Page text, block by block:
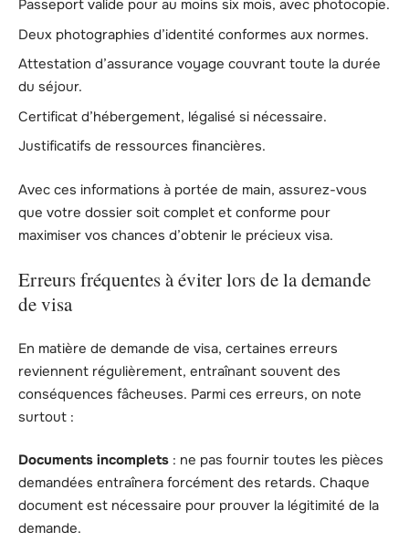
Passeport valide pour au moins six mois, avec photocopie.
Deux photographies d’identité conformes aux normes.
Attestation d’assurance voyage couvrant toute la durée
du séjour.
Certificat d’hébergement, légalisé si nécessaire.
Justificatifs de ressources financières.
Avec ces informations à portée de main, assurez-vous
que votre dossier soit complet et conforme pour
maximiser vos chances d’obtenir le précieux visa.
Erreurs fréquentes à éviter lors de la demande
de visa
En matière de demande de visa, certaines erreurs
reviennent régulièrement, entraînant souvent des
conséquences fâcheuses. Parmi ces erreurs, on note
surtout :
Documents incomplets : ne pas fournir toutes les pièces
demandées entraînera forcément des retards. Chaque
document est nécessaire pour prouver la légitimité de la
demande.